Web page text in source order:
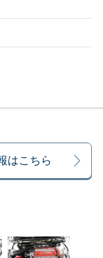
はこちら